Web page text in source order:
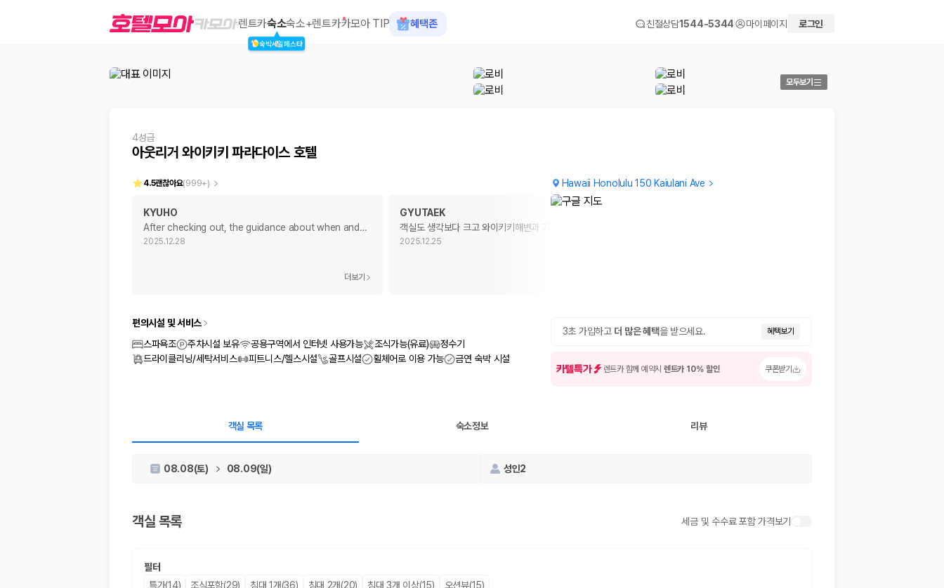
아웃리거 와이키키 파라다이스 호텔
제주렌트카 가격비교는 카모아에서 한 번에
경차, 소형, 준중형, 중형, SUV, 승합차 등 여행 인원에 맞는 차종별 가격을 비교합니다.
일반자차, 완전자차, 슈퍼자차의 면책금과 보상 한도를 비교합니다.
제주공항 인수 조건 비교:셔틀 이동, 인수 위치, 반납 편의성을 함께 확인합니다.
비교 후 원하는 차량을 바로 예약할 수 있습니다.
1. 단순 최저가가 아니라 실제 결제 조건을 비교하세요
제주렌트카 최저가는 차량 기본요금만으로 판단하기 어렵습니다. 보험 포함 여부, 면책금, 보상 한도, 옵션 비용, 취소 수수료를 함께 확인해야 실제로 저렴한 차량을 고를 수 있습니다.
완전자차와 슈퍼자차는 업체별 보장 범위가 다를 수 있습니다. 카모아에서는 제주 렌트카 가격과 함께 보험 조건을 비교해 여행 스타일에 맞는 보장 수준을 선택할 수 있습니다.
제주 렌트카는 차량 인수 위치와 셔틀 편의성에 따라 실제 이용 만족도가 달라집니다. 공항에서 렌트카 사무실까지의 이동 조건을 가격과 함께 비교하는 것이 좋습니다.
렌트카숙소
숙박세일페스타
숙소+렌트카카모아 TIP 혜택존 친절상담1544-5344 마이페이지 로그인
모두보기
4성급
아웃리거 와이키키 파라다이스 호텔
Hawaii Honolulu 150 Kaiulani Ave
4.5괜찮아요(999+)
KYUHO
After checking out, the guidance about when and…
2025.12.28
더보기
GYUTAEK
객실도 생각보다 크고 와이키키해변과 가까워서 좋아씀
2025.12.25
3초 가입하고 더 많은 혜택을 받으세요. 혜택보기
카텔특가 렌트카 함께 예약시 렌트카 10% 할인 쿠폰받기
편의시설 및 서비스
스파욕조
주차시설 보유 공용구역에서 인터넷 사용가능 조식가능(유료)
정수기
드라이클리닝/세탁서비스
피트니스/헬스시설 골프시설 휠체어로 이용 가능 금연 숙박 시설
객실 목록 숙소정보 리뷰
08.08(토) 08.09(일) 성인2
객실 목록 세금 및 수수료 포함 가격보기
필터
특가(14)
조식포함(29) 침대 1개(36) 침대 2개(20) 침대 3개 이상(15) 오션뷰(15)